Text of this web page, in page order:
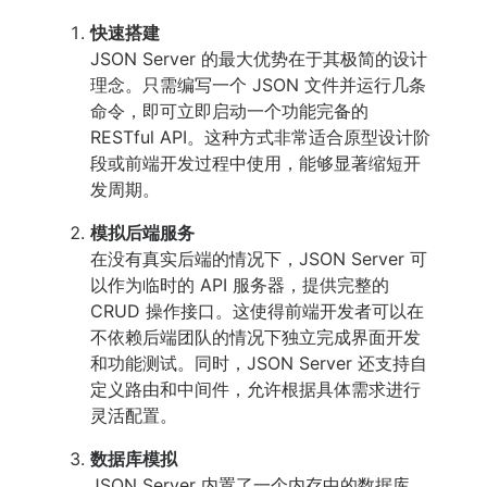
快速搭建
JSON Server 的最大优势在于其极简的设计
理念。只需编写一个 JSON 文件并运行几条
命令，即可立即启动一个功能完备的
RESTful API。这种方式非常适合原型设计阶
段或前端开发过程中使用，能够显著缩短开
发周期。
模拟后端服务
在没有真实后端的情况下，JSON Server 可
以作为临时的 API 服务器，提供完整的
CRUD 操作接口。这使得前端开发者可以在
不依赖后端团队的情况下独立完成界面开发
和功能测试。同时，JSON Server 还支持自
定义路由和中间件，允许根据具体需求进行
灵活配置。
数据库模拟